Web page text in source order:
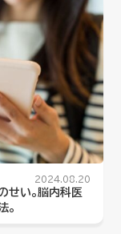
2024.08.20
せい。脳内科医
。